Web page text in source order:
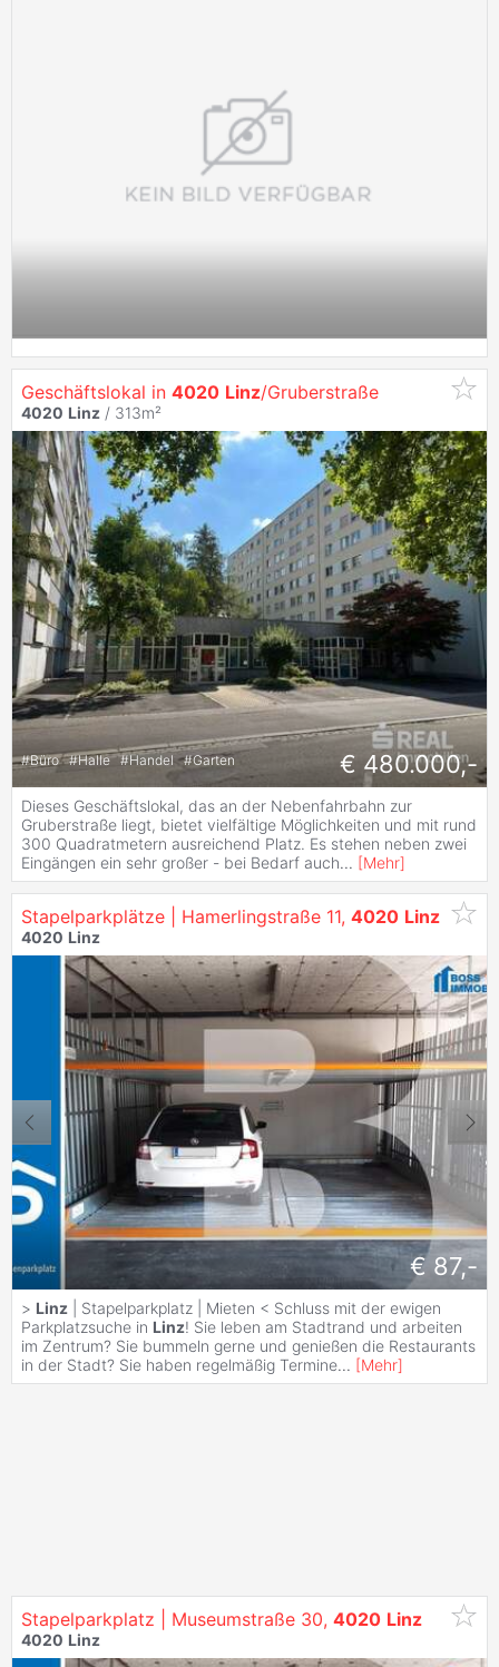
Geschäftslokal in 4020 Linz/Gruberstraße
4020 Linz / 313m²
#Büro #Halle #Handel #Garten € 480.000,-
Dieses Geschäftslokal, das an der Nebenfahrbahn zur
Gruberstraße liegt, bietet vielfältige Möglichkeiten und mit rund
300 Quadratmetern ausreichend Platz. Es stehen neben zwei
Eingängen ein sehr großer - bei Bedarf auch... [Mehr]
Stapelparkplätze | Hamerlingstraße 11, 4020 Linz
4020 Linz
€ 87,-
> Linz | Stapelparkplatz | Mieten < Schluss mit der ewigen
Parkplatzsuche in Linz! Sie leben am Stadtrand und arbeiten
im Zentrum? Sie bummeln gerne und genießen die Restaurants
in der Stadt? Sie haben regelmäßig Termine... [Mehr]
Stapelparkplatz | Museumstraße 30, 4020 Linz
4020 Linz